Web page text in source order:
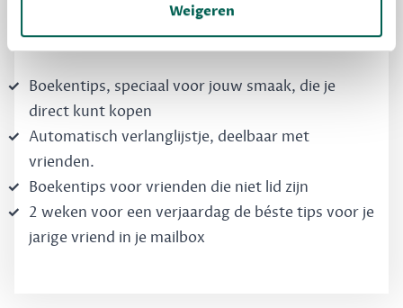
Weigeren
Schrijf nu gratis in
Boekentips, speciaal voor jouw smaak, die je
direct kunt kopen
Automatisch verlanglijstje, deelbaar met
vrienden.
Boekentips voor vrienden die niet lid zijn
2 weken voor een verjaardag de béste tips voor je
jarige vriend in je mailbox